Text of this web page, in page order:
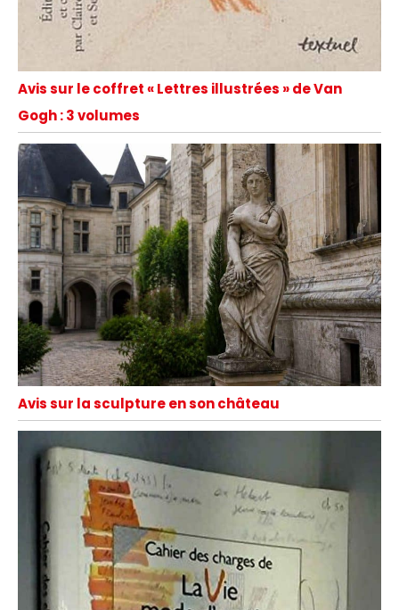
Avis sur le coffret « Lettres illustrées » de Van
Gogh : 3 volumes
Avis sur la sculpture en son château